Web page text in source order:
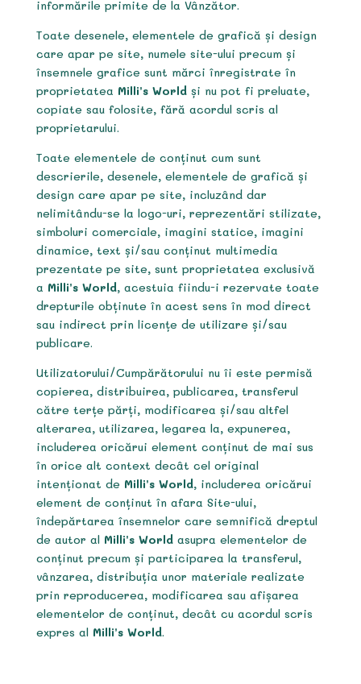
informările primite de la Vânzător.
Toate desenele, elementele de grafică și design
care apar pe site, numele site-ului precum și
însemnele grafice sunt mărci înregistrate în
proprietatea Milli’s Worldși nu pot fi preluate,
copiate sau folosite, fără acordul scris al
proprietarului.
Toate elementele de conținut cum sunt
descrierile, desenele, elementele de grafică și
design care apar pe site, incluzând dar
nelimitându-se la logo-uri, reprezentări stilizate,
simboluri comerciale, imagini statice, imagini
dinamice, text și/sau conținut multimedia
prezentate pe site, sunt proprietatea exclusivă
a Milli’s World, acestuia fiindu-i rezervate toate
drepturile obținute în acest sens în mod direct
sau indirect prin licențe de utilizare și/sau
publicare.
Utilizatorului/Cumpărătorului nu îi este permisă
copierea, distribuirea, publicarea, transferul
către terțe părți, modificarea și/sau altfel
alterarea, utilizarea, legarea la, expunerea,
includerea oricărui element conținut de mai sus
în orice alt context decât cel original
intenționat de Milli’s World, includerea oricărui
element de conținut în afara Site-ului,
îndepărtarea însemnelor care semnifică dreptul
de autor al Milli’s Worldasupra elementelor de
conținut precum și participarea la transferul,
vânzarea, distribuția unor materiale realizate
prin reproducerea, modificarea sau afișarea
elementelor de conținut, decât cu acordul scris
expres al Milli’s World.